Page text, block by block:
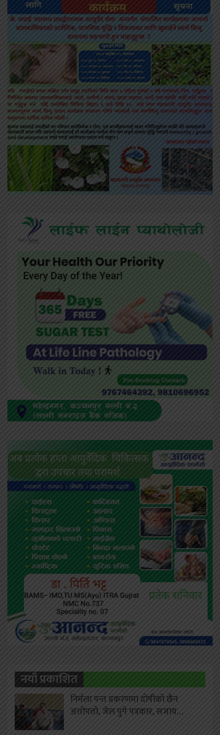
नयाँ प्रकाशित
निर्मला पन्त प्रकरणमा दोषीको छैन
अत्तोपत्तो, जेल पुगे पत्रकार, सजाय…